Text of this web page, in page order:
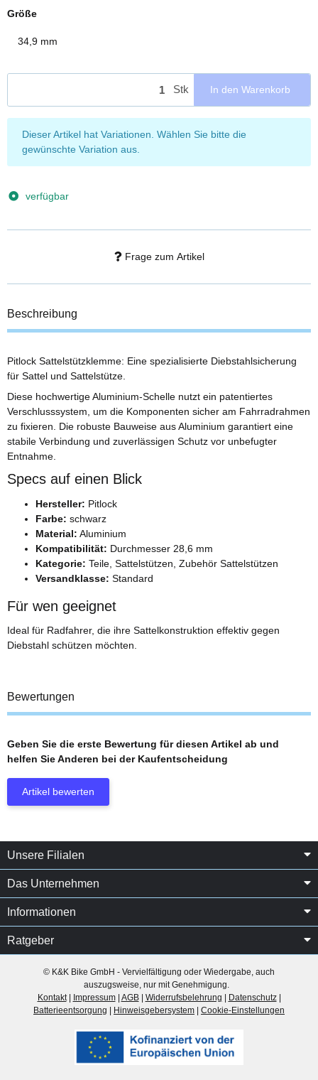
Größe
34,9 mm
Stk In den Warenkorb
x
Dieser Artikel hat Variationen. Wählen Sie bitte die
gewünschte Variation aus.
verfügbar
Frage zum Artikel
Beschreibung
Pitlock Sattelstützklemme: Eine spezialisierte Diebstahlsicherung
für Sattel und Sattelstütze.
Diese hochwertige Aluminium-Schelle nutzt ein patentiertes
Verschlusssystem, um die Komponenten sicher am Fahrradrahmen
zu fixieren. Die robuste Bauweise aus Aluminium garantiert eine
stabile Verbindung und zuverlässigen Schutz vor unbefugter
Entnahme.
Specs auf einen Blick
Hersteller: Pitlock
Farbe: schwarz
Material: Aluminium
Kompatibilität: Durchmesser 28,6 mm
Kategorie: Teile, Sattelstützen, Zubehör Sattelstützen
Versandklasse: Standard
Für wen geeignet
Ideal für Radfahrer, die ihre Sattelkonstruktion effektiv gegen
Diebstahl schützen möchten.
Bewertungen
Geben Sie die erste Bewertung für diesen Artikel ab und
helfen Sie Anderen bei der Kaufentscheidung
Artikel bewerten
Unsere Filialen
Das Unternehmen
Informationen
Ratgeber
© K&K Bike GmbH - Vervielfältigung oder Wiedergabe, auch
auszugsweise, nur mit Genehmigung.
Kontakt| Impressum| AGB| Widerrufsbelehrung Datenschutz|
Batterieentsorgung
Hinweisgebersystem Cookie-Einstellungen